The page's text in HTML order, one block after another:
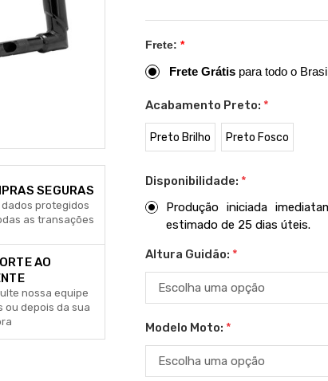
SEGURAS
dados protegidos
as transações
AO
nossa equipe
ou depois da sua
Frete: *
Frete Grátis para todo o
Acabamento Preto: *
Preto Brilho Preto Fosco
Disponibilidade: *
Produção iniciada
estimado de 25 dias úteis.
Altura Guidão: *
Modelo Moto: *